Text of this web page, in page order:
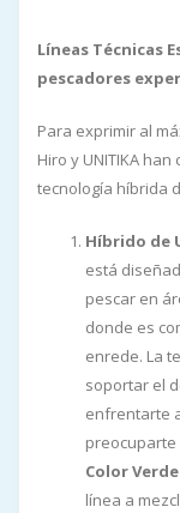
Líneas Técnicas
pescadores
Para exprimir al
Hiro y UNITIKA
tecnología híbrida
Híbrido de
está
pescar en
donde es
enrede. La
soportar el
enfrentarte
preocuparte
Color
línea a